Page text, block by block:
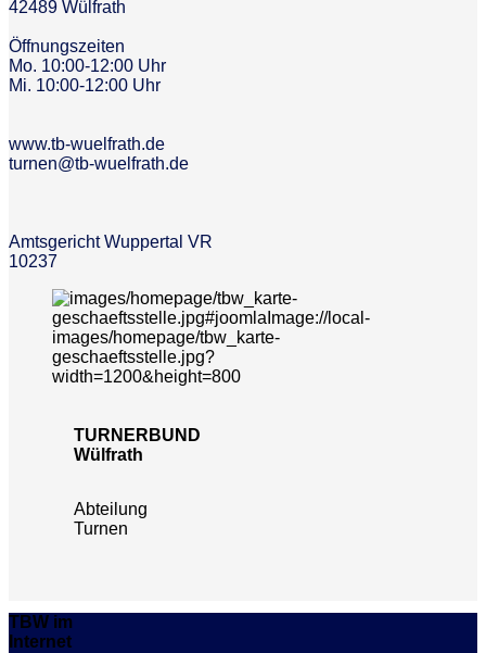
42489 Wülfrath
Öffnungszeiten
Mo. 10:00-12:00 Uhr
Mi. 10:00-12:00 Uhr
www.tb-wuelfrath.de
turnen@tb-wuelfrath.de
Amtsgericht Wuppertal VR
10237
TURNERBUND
Wülfrath
Abteilung
Turnen
TBW im
Internet